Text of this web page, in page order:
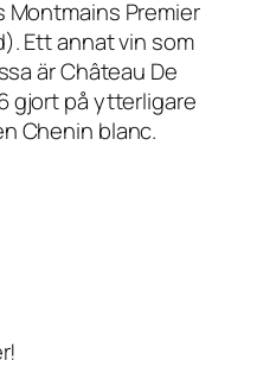
Montmains Premier
Ett annat vin som
är Château De
gjort på ytterligare
Chenin blanc.